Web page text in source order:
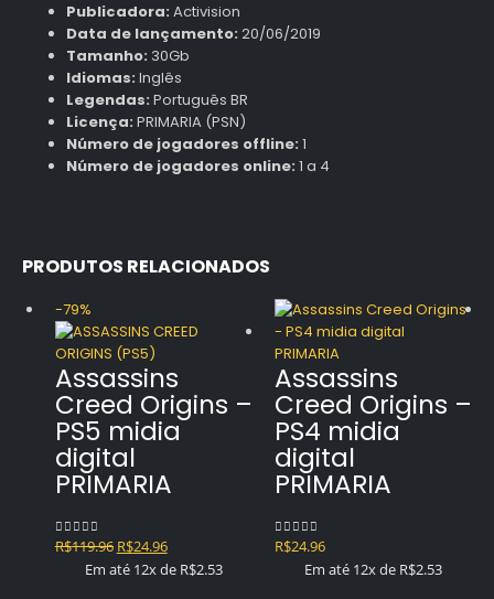
Publicadora: Activision
Data de lançamento: 20/06/2019
Tamanho: 30Gb
Idiomas: Inglês
Legendas: Português BR
Licença: PRIMARIA (PSN)
Número de jogadores offline: 1
Número de jogadores online: 1 a 4
PRODUTOS RELACIONADOS
-79%
Assassins
Creed Origins –
PS5 midia
digital
PRIMARIA
0out of 5
R$119.96 O
preço
R$24.96O
preço
Em até 12x de R$2.53
Assassins
Creed Origins –
PS4 midia
digital
PRIMARIA
0out of 5
R$24.96
Em até 12x de R$2.53